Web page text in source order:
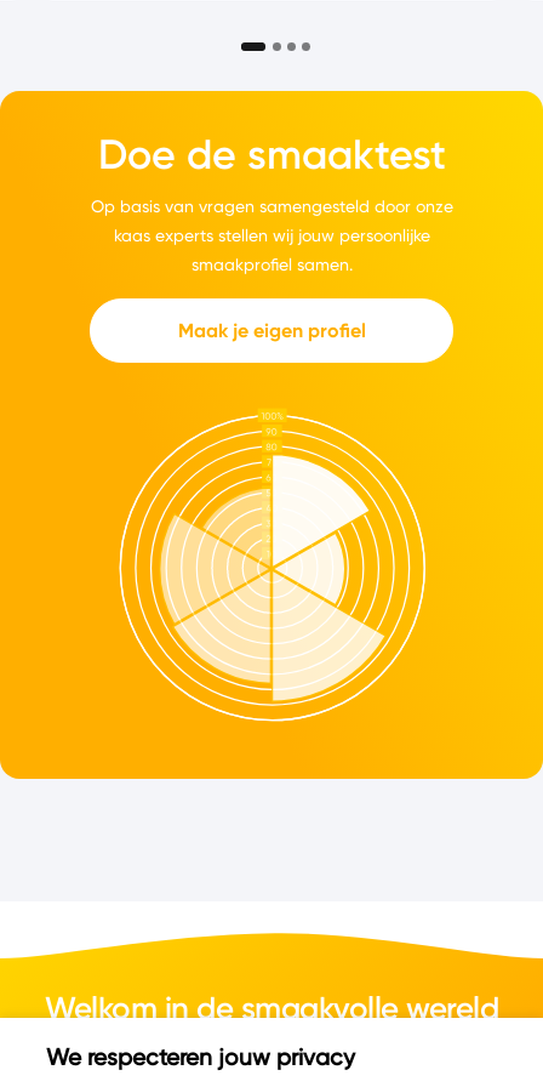
Doe de smaaktest
Op basis van vragen samengesteld door onze
kaas experts stellen wij jouw persoonlijke
smaakprofiel samen.
Maak je eigen profiel
Welkom in de smaakvolle wereld
van kaas.
We respecteren jouw privacy